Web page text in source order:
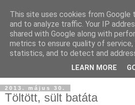
2013. május 30.
Töltött, sült batáta
This site uses cookies from Google
and to analyze traffic. Your IP
shared with Google along with
metrics to ensure quality of service,
statistics, and to detect and
LEARN MORE